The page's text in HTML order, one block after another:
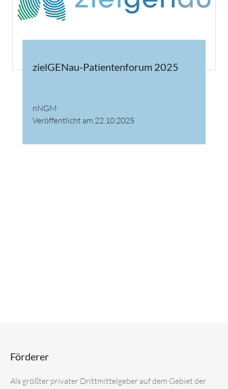
zielGENau-Patientenforum 2025
nNGM
Veröffentlicht am 22.10.2025
Förderer
Als größter privater Drittmittelgeber auf dem Gebiet der